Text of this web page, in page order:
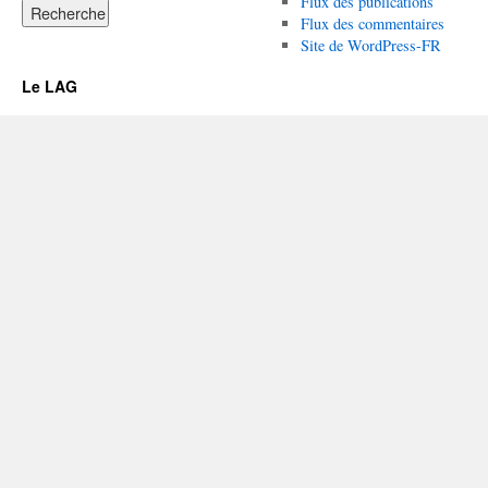
Flux des commentaires
Site de WordPress-FR
Le LAG